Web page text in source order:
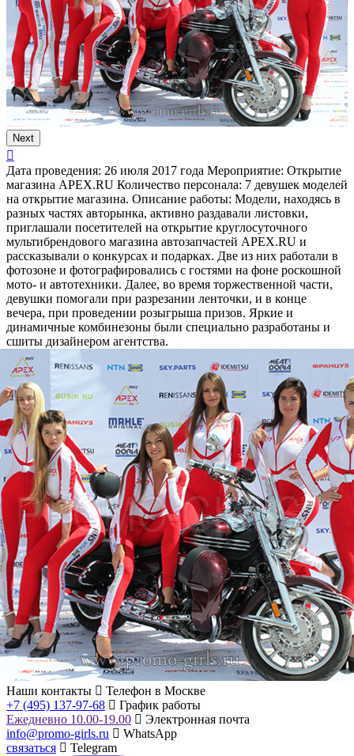
Next
Дата проведения: 26 июля 2017 года Мероприятие: Открытие
магазина APEX.RU Количество персонала: 7 девушек моделей
на открытие магазина. Описание работы: Модели, находясь в
разных частях авторынка, активно раздавали листовки,
приглашали посетителей на открытие круглосуточного
мультибрендового магазина автозапчастей APEX.RU и
рассказывали о конкурсах и подарках. Две из них работали в
фотозоне и фотографировались с гостями на фоне роскошной
мото- и автотехники. Далее, во время торжественной части,
девушки помогали при разрезании ленточки, и в конце
вечера, при проведении розыгрыша призов. Яркие и
динамичные комбинезоны были специально разработаны и
сшиты дизайнером агентства.
Наши контакты
Телефон в Москве
+7 (495) 137-97-68
График работы
Ежедневно 10.00-19.00
Электронная почта
info@promo-girls.ru
WhatsApp
связаться
Telegram